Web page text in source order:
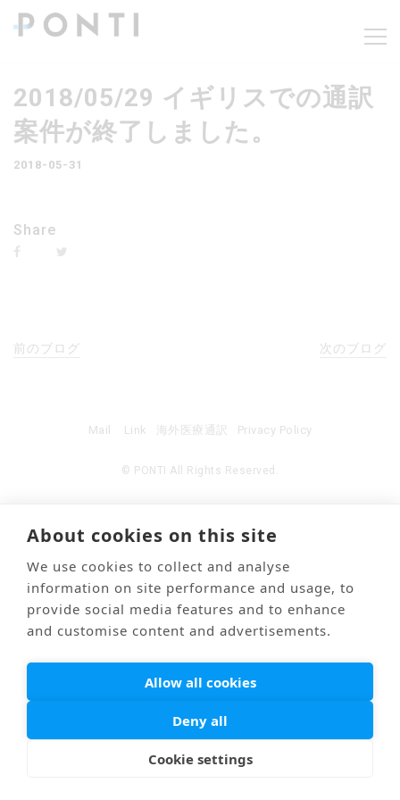
2018/05/29 イギリスでの通訳
案件が終了しました。
2018-05-31
Share
前のブログ 次のブログ
© PONTI All Rights Reserved.
Mail Link 海外医療通訳 Privacy Policy
About cookies on this site
We use cookies to collect and analyse
information on site performance and usage, to
provide social media features and to enhance
and customise content and advertisements.
Allow all cookies
Deny all
Cookie settings